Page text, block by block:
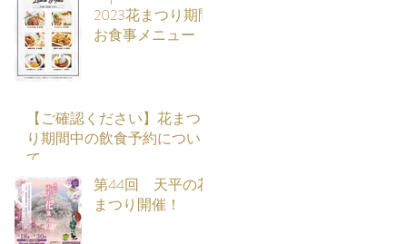
2023花まつり期間
お食事メニュー
【ご確認ください】花まつ
り期間中の飲食予約につい
て
第44回 天平の花
まつり開催！